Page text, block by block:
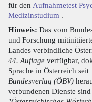
für den Aufnahmetest
Medizinstudium .
Hinweis: Das vom
und Forschung
Landes verbindliche
44. Auflage verfügbar,
Sprache in Österreich
Bundesverlag (ÖBV)
verbundenen Dienste